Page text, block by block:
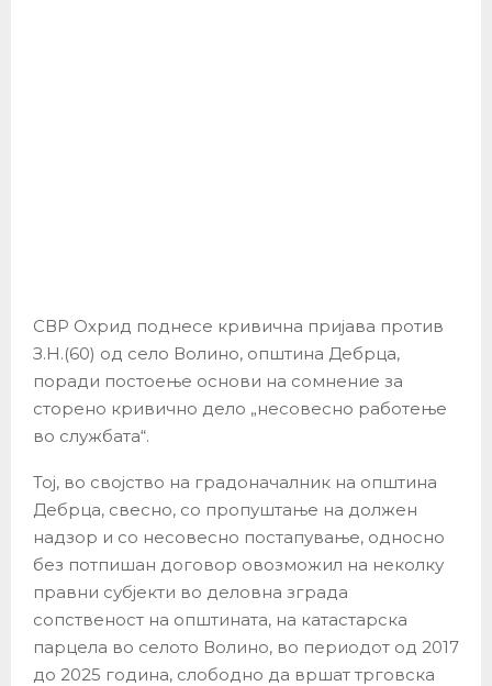
СВР Охрид поднесе кривична пријава против
З.Н.(60) од село Волино, општина Дебрца,
поради постоење основи на сомнение за
сторено кривично дело „несовесно работење
во службата“.
Тој, во својство на градоначалник на општина
Дебрца, свесно, со пропуштање на должен
надзор и со несовесно постапување, односно
без потпишан договор овозможил на неколку
правни субјекти во деловна зграда
сопственост на општината, на катастарска
парцела во селото Волино, во периодот од 2017
до 2025 година, слободно да вршат трговска